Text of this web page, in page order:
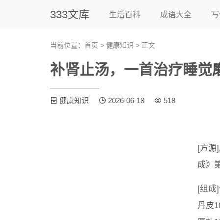
333文库 生活百科 成语大全
当前位置： 首页 > 健康知识 > 正文
补肾止汤，一首治疗睡觉
健康知识 2026-06-18 518
[方源
成》
[组成
丹皮